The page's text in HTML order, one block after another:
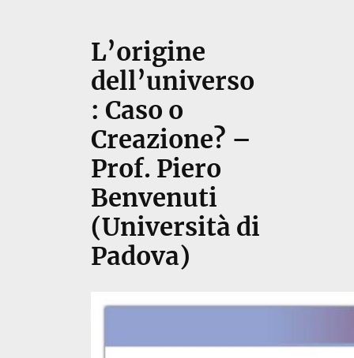
L’origine
dell’universo
: Caso o
Creazione? –
Prof. Piero
Benvenuti
(Università di
Padova)